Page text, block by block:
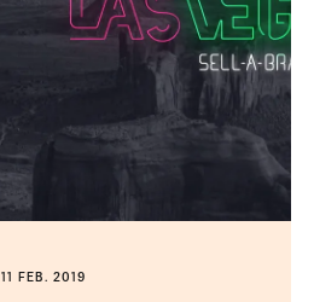
11 FEB. 2019